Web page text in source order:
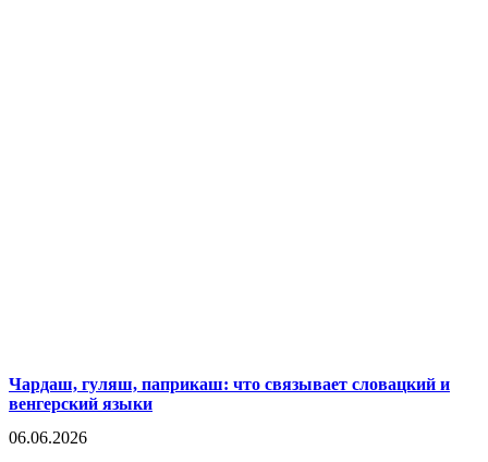
Чардаш, гуляш, паприкаш: что связывает словацкий и
венгерский языки
06.06.2026